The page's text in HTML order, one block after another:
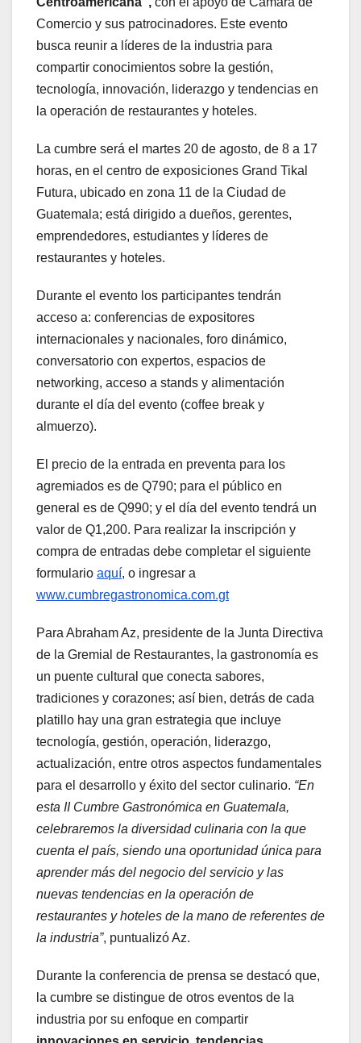
Comercio y sus patrocinadores. Este evento
busca reunir a líderes de la industria para
compartir conocimientos sobre la gestión,
tecnología, innovación, liderazgo y tendencias en
la operación de restaurantes y hoteles.
La cumbre será el martes 20 de agosto, de 8 a 17
horas, en el centro de exposiciones Grand Tikal
Futura, ubicado en zona 11 de la Ciudad de
Guatemala; está dirigido a dueños, gerentes,
emprendedores, estudiantes y líderes de
restaurantes y hoteles.
Durante el evento los participantes tendrán
acceso a: conferencias de expositores
internacionales y nacionales, foro dinámico,
conversatorio con expertos, espacios de
networking, acceso a stands y alimentación
durante el día del evento (coffee break y
almuerzo).
El precio de la entrada en preventa para los
agremiados es de Q790; para el público en
general es de Q990; y el día del evento tendrá un
valor de Q1,200. Para realizar la inscripción y
compra de entradas debe completar el siguiente
formulario aquí, o ingresar a
www.cumbregastronomica.com.gt
Para Abraham Az, presidente de la Junta Directiva
de la Gremial de Restaurantes, la gastronomía es
un puente cultural que conecta sabores,
tradiciones y corazones; así bien, detrás de cada
platillo hay una gran estrategia que incluye
tecnología, gestión, operación, liderazgo,
actualización, entre otros aspectos fundamentales
para el desarrollo y éxito del sector culinario. “En
esta II Cumbre Gastronómica en Guatemala,
celebraremos la diversidad culinaria con la que
cuenta el país, siendo una oportunidad única para
aprender más del negocio del servicio y las
nuevas tendencias en la operación de
restaurantes y hoteles de la mano de referentes de
la industria”, puntualizó Az.
Durante la conferencia de prensa se destacó que,
la cumbre se distingue de otros eventos de la
industria por su enfoque en compartir